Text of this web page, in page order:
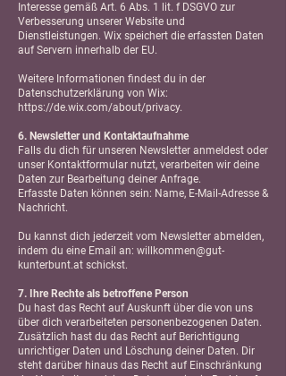
Interesse gemäß Art. 6 Abs. 1 lit. f DSGVO zur
Verbesserung unserer Website und
Dienstleistungen. Wix speichert die erfassten Daten
auf Servern innerhalb der EU.
Weitere Informationen findest du in der
Datenschutzerklärung von Wix:
https://de.wix.com/about/privacy.
6. Newsletter und Kontaktaufnahme
Falls du dich für unseren Newsletter anmeldest oder
unser Kontaktformular nutzt, verarbeiten wir deine
Daten zur Bearbeitung deiner Anfrage.
Erfasste Daten können sein: Name, E-Mail-Adresse &
Nachricht.
Du kannst dich jederzeit vom Newsletter abmelden,
indem du eine Email an: willkommen@gut-
kunterbunt.at schickst.
7. Ihre Rechte als betroffene Person
Du hast das Recht auf Auskunft über die von uns
über dich verarbeiteten personenbezogenen Daten.
Zusätzlich hast du das Recht auf Berichtigung
unrichtiger Daten und Löschung deiner Daten. Dir
steht darüber hinaus das Recht auf Einschränkung